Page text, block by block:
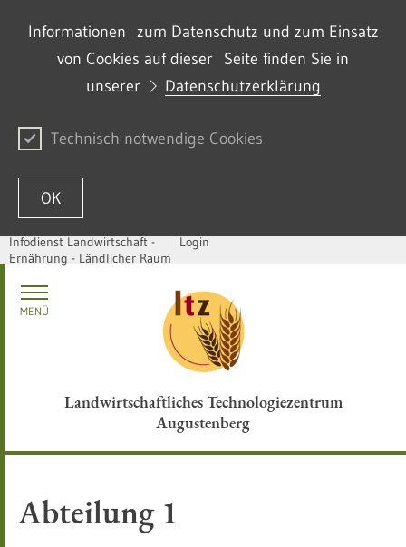
Informationen zum Datenschutz und zum Einsatz
von Cookies auf dieser Seite finden Sie in
unserer
Datenschutzerklärung
Technisch notwendige Cookies
OK
Zum Inhalt springen
Infodienst Landwirtschaft -
Ernährung - Ländlicher Raum
Login
Landwirtschaftliches Technologiezentrum
Augustenberg
MENÜ
Abteilung 1